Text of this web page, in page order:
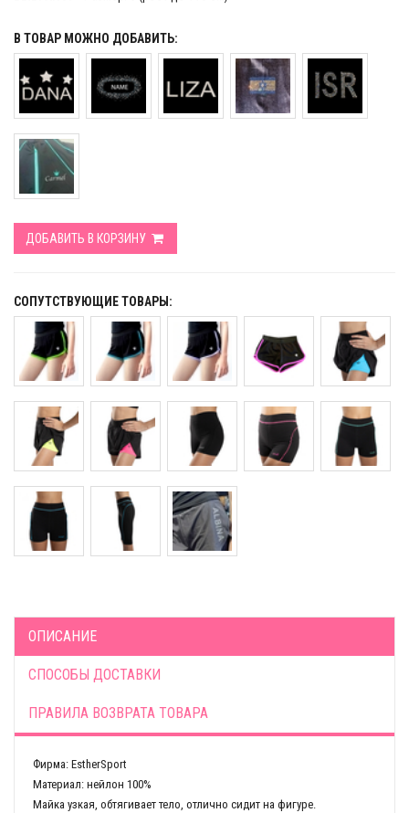
В ТОВАР МОЖНО ДОБАВИТЬ:
ДОБАВИТЬ В КОРЗИНУ
СОПУТСТВУЮЩИЕ ТОВАРЫ:
ОПИСАНИЕ
СПОСОБЫ ДОСТАВКИ
ПРАВИЛА ВОЗВРАТА ТОВАРА
Фирма: EstherSport
Материал: нейлон 100%
Майка узкая, обтягивает тело, отлично сидит на фигуре.